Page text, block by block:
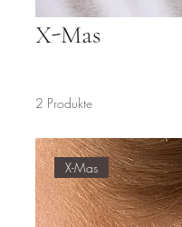
X-Mas
2 Produkte
X-Mas